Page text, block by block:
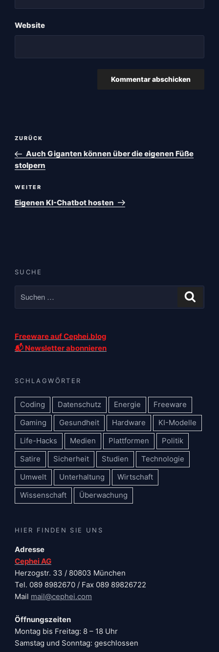
Website
Beitragsnavigation
Vorheriger
Beitrag
ZURÜCK
Auch Giganten können über die eigenen Füße
stolpern
Nächster
Beitrag
WEITER
Eigenen KI-Chatbot hosten
SUCHE
Freeware auf Cephei.blog
📬 Newsletter abonnieren
SCHLAGWÖRTER
Coding Datenschutz Energie
Freeware
Gaming
Gesundheit Hardware
KI-Modelle
Life-Hacks
Medien Plattformen
Politik
Satire
Sicherheit Studien
Technologie
Umwelt
Unterhaltung
Wirtschaft
Wissenschaft
Überwachung
HIER FINDEN SIE UNS
Adresse
Cephei AG
Herzogstr. 33 / 80803 München
Tel. 089 8982670 / Fax 089 89826722
Mail mail@cephei.com
Öffnungszeiten
Montag bis Freitag: 8 – 18 Uhr
Samstag und Sonntag: geschlossen